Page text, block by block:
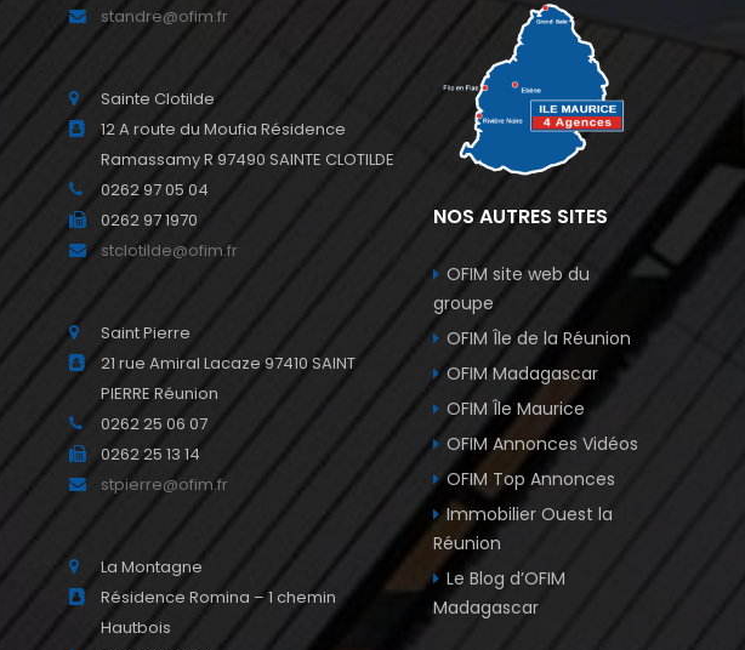
standre@ofim.fr
Sainte Clotilde
12 A route du Moufia Résidence
Ramassamy R 97490 SAINTE CLOTILDE
0262 97 05 04
0262 97 1970
stclotilde@ofim.fr
Saint Pierre
21 rue Amiral Lacaze 97410 SAINT
PIERRE Réunion
0262 25 06 07
0262 25 13 14
stpierre@ofim.fr
La Montagne
Résidence Romina – 1 chemin
Hautbois
NOS AUTRES SITES
OFIM site web du
groupe
OFIM Île de la Réunion
OFIM Madagascar
OFIM Île Maurice
OFIM Annonces Vidéos
OFIM Top Annonces
Immobilier Ouest la
Réunion
Le Blog d’OFIM
Madagascar